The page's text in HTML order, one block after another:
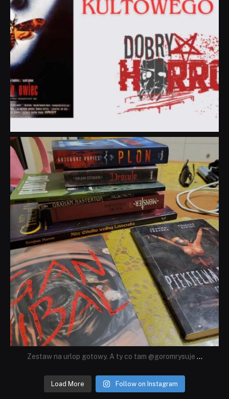
dobryhorror
Lip 31
Zestaw na urlop gotowy. A ty co tam @goromrysuje ...
Load More Follow on Instagram